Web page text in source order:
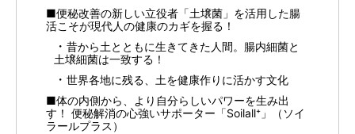
■便秘改善の新しい立役者「土壌菌」を活用した腸
活こそが現代人の健康のカギを握る！
昔から土とともに生きてきた人間。腸内細菌と
土壌細菌は一致する！
世界各地に残る、土を健康作りに活かす文化
■体の内側から、より自分らしいパワーを生み出
す！ 便秘解消の心強いサポーター「Soilall⁺」（ソイ
ラールプラス）